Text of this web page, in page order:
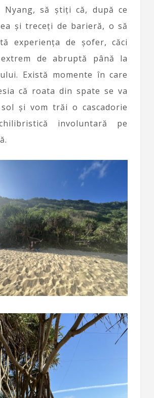
Nyang, să știți că, după ce
și treceți de barieră, o să
experiența de șofer, căci
de abruptă până la
Există momente în care
că roata din spate se va
și vom trăi o cascadorie
involuntară pe